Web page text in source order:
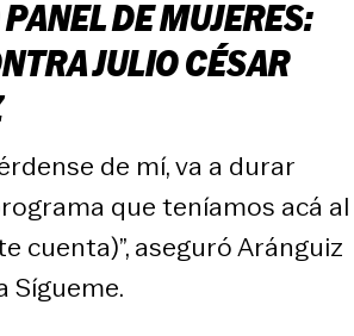
DE MUJERES:
JULIO CÉSAR
de mí, va a durar
que teníamos acá al
cuenta)”, aseguró Aránguiz
Sígueme.